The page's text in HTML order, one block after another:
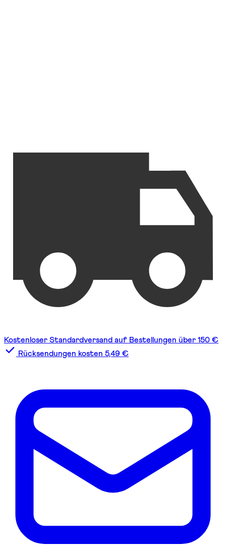
Kostenloser Standardversand auf Bestellungen über 150 €
Rücksendungen kosten 5,49 €